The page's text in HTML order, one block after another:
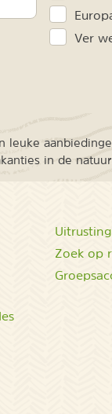
Ver
leuke
in de
Uitrusting
Zoek op